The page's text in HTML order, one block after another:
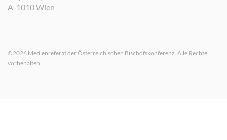
A-1010 Wien
©2026 Medienreferat der Österreichischen Bischofskonferenz. Alle Rechte
vorbehalten.